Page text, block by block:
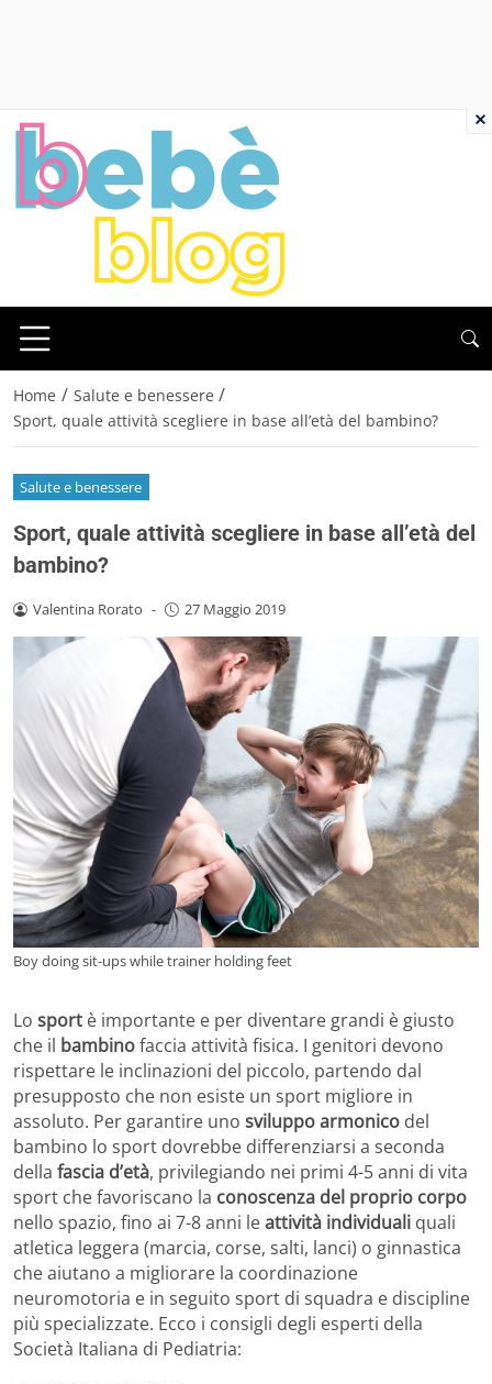
Home / Salute e benessere /
Sport, quale attività scegliere in base all’età del bambino?
Salute e benessere
Sport, quale attività scegliere in base all’età del
bambino?
Valentina Rorato - 27 Maggio 2019
Boy doing sit-ups while trainer holding feet
Lo sport è importante e per diventare grandi è giusto
che il bambinofaccia attività fisica. I genitori devono
rispettare le inclinazioni del piccolo, partendo dal
presupposto che non esiste un sport migliore in
assoluto. Per garantire uno sviluppo armonico del
bambino lo sport dovrebbe differenziarsi a seconda
della fascia d’età, privilegiando nei primi 4-5 anni di vita
sport che favoriscano la conoscenza del proprio corpo
nello spazio, fino ai 7-8 anni leattività individuali quali
atletica leggera (marcia, corse, salti, lanci) o ginnastica
che aiutano a migliorare la coordinazione
neuromotoria e in seguito sport di squadra e discipline
più specializzate. Ecco i consigli degli esperti della
Società Italiana di Pediatria:
×